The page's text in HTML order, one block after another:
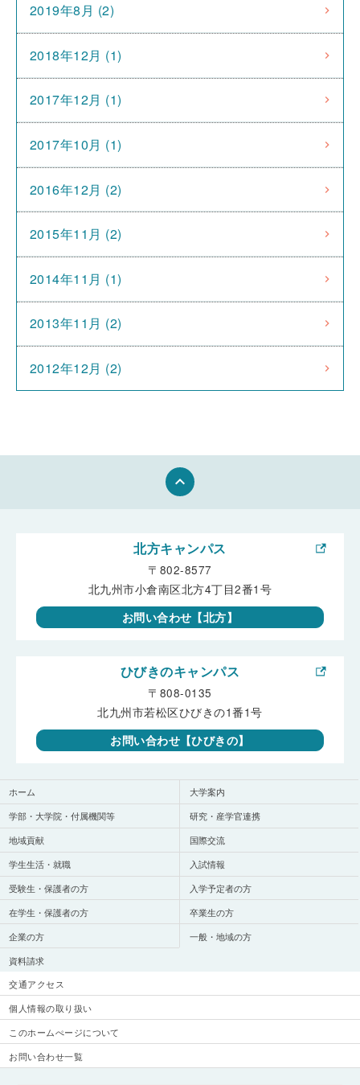
2019年8月 (2)
2018年12月 (1)
2017年12月 (1)
2017年10月 (1)
2016年12月 (2)
2015年11月 (2)
2014年11月 (1)
2013年11月 (2)
2012年12月 (2)
keyboard_arrow_up
ホーム
大学案内
学部・大学院・付属機関等
研究・産学官連携
地域貢献
国際交流
学生生活・就職
入試情報
受験生・保護者の方
入学予定者の方
在学生・保護者の方
卒業生の方
企業の方
一般・地域の方
資料請求
北方キャンパス
〒802-8577
北九州市小倉南区北方4丁目2番1号
お問い合わせ【北方】
ひびきのキャンパス
〒808-0135
北九州市若松区ひびきの1番1号
お問い合わせ【ひびきの】
交通アクセス
個人情報の取り扱い
このホームぺージについて
お問い合わせ一覧